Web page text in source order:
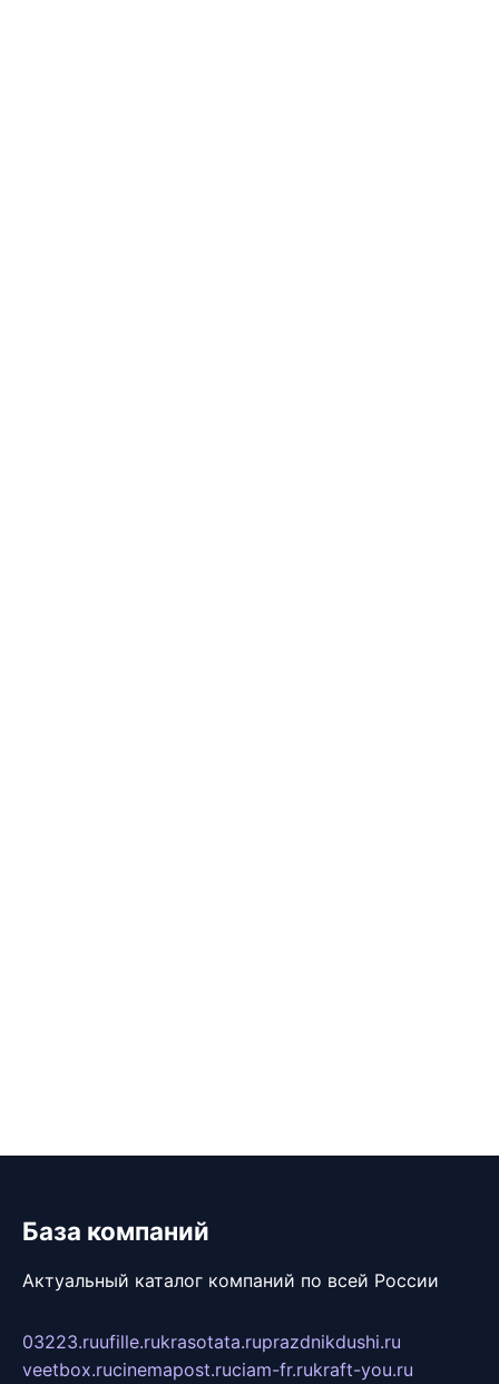
База компаний
Актуальный каталог компаний по всей России
03223.ruufille.rukrasotata.ruprazdnikdushi.ru
veetbox.rucinemapost.ruciam-fr.rukraft-you.ru